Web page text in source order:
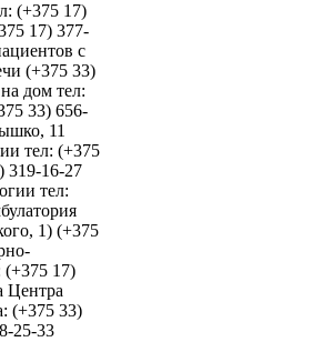
(+375 17)
17) 377-
с
(+375 33)
дом тел:
33) 656-
11
тел: (+375
319-16-27
тел:
1) (+375
17)
Центра
(+375 33)
25-33